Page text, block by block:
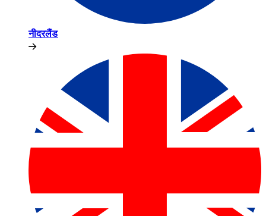
नीदरलैंड​​